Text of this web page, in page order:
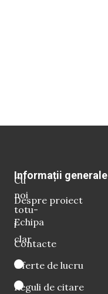
Cu
noi
totu-
i
clar
Informații generale
Despre proiect
Echipa
Contacte
Oferte de lucru
Reguli de citare